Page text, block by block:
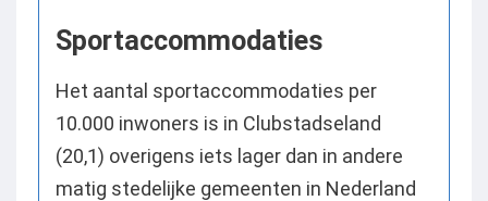
Sportaccommodaties
Het aantal sportaccommodaties per
10.000 inwoners is in Clubstadseland
(20,1) overigens iets lager dan in andere
matig stedelijke gemeenten in Nederland